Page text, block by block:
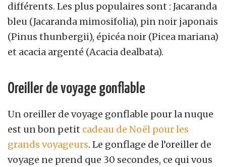
différents. Les plus populaires sont : Jacaranda
bleu (Jacaranda mimosifolia), pin noir japonais
(Pinus thunbergii), épicéa noir (Picea mariana)
et acacia argenté (Acacia dealbata).
Oreiller de voyage gonflable
Un oreiller de voyage gonflable pour la nuque
est un bon petit cadeau de Noël pour les
grands voyageurs. Le gonflage de l’oreiller de
voyage ne prend que 30 secondes, ce qui vous